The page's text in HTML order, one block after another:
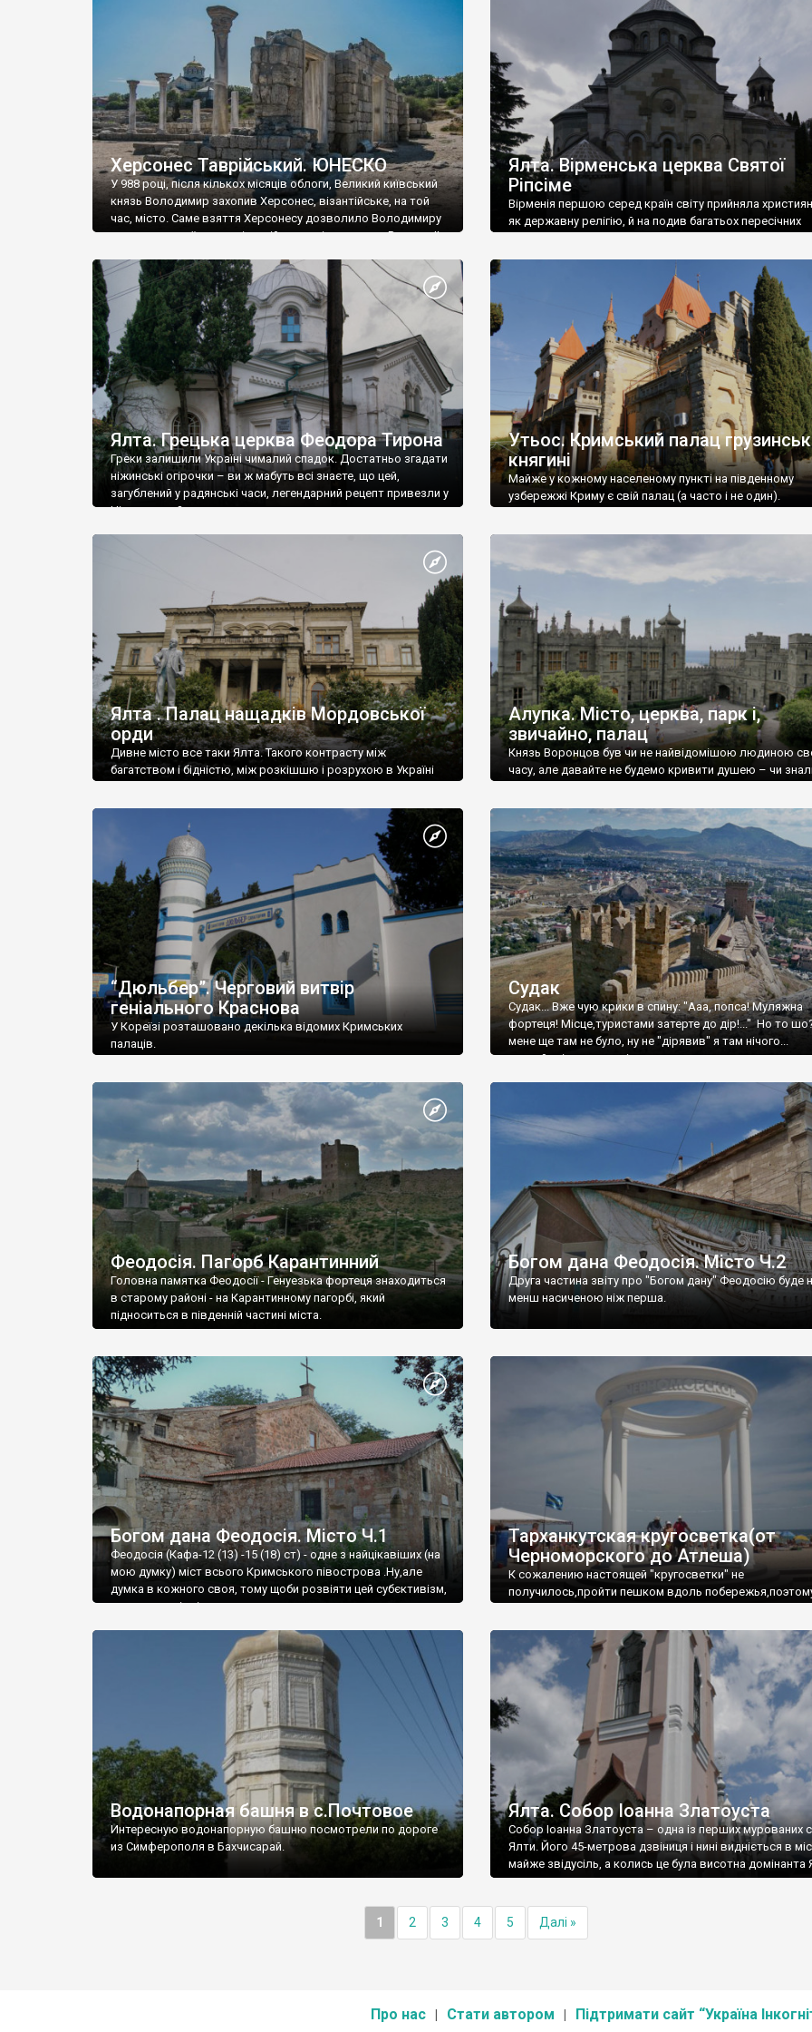
візантійської доби. Раритети викрадені з фондів об’єкту
культурної спадщини ЮНЕСКО «Херсонеса Таврійського».
Офіційно – на виставку «Золото Візантії», але експерти та
влада в Україні вважають це лише […]
називаються «повстяками» (postaki)…” “Вино. Крим
виробляє відмінне вино і його вдосталь: воно все
легке біле і дуже […]
Херсонес Таврійський. ЮНЕСКО
У 988 році, після кількох місяців облоги, Великий київський
князь Володимир захопив Херсонес, візантійське, на той
час, місто. Саме взяття Херсонесу дозволило Володимиру
диктувати свої умови візантійському імператору Василю ІІ,
Херсонесі Володимир-язичник, став Василем-
християнином. А потім було Хрещення Русі. На честь
Херсонесу Таврійського названо місто […]
Ялта. Вірменська церква Святої
Ріпсіме
Вірменія першою серед країн світу прийняла
як державну релігію, й на подив багатьох пересічних
Ялта. Грецька церква Феодора Тирона
Греки залишили Україні чималий спадок. Достатньо згадати
ніжинські огірочки – ви ж мабуть всі знаєте, що цей,
загублений у радянські часи, легендарний рецепт привезли у
Ніжин греки?
Утьос. Кримський палац
княгині
Майже у кожному населеному пункті на південному
узбережжі Криму є свій палац (а часто і не один).
Ялта . Палац нащадків Мордовської
орди
Дивне місто все таки Ялта. Такого контрасту між
багатством і бідністю, між розкішшю і розрухою в Україні
Алупка. Місто, церква, парк і,
звичайно, палац
Князь Воронцов був чи не найвідомішою людиною
часу, але давайте не будемо кривити душею – чи
“Дюльбер”. Черговий витвір
геніального Краснова
У Кореїзі розташовано декілька відомих Кримських
палаців.
Судак
Судак... Вже чую крики в спину: "Ааа, попса! Муляжна
фортеця! Місце,туристами затерте до дір!..." Но то
мене ще там не було, ну не "дірявив" я там нічого...
принаймні до цього літа.
Феодосія. Пагорб Карантинний
Головна памятка Феодосії - Генуезька фортеця знаходиться
в старому районі - на Карантинному пагорбі, який
підноситься в південній частині міста.
Богом дана Феодосія. Місто Ч.2
Друга частина звіту про "Богом дану" Феодосію буде
менш насиченою ніж перша.
Богом дана Феодосія. Місто Ч.1
Феодосія (Кафа-12 (13) -15 (18) ст) - одне з найцікавіших (на
мою думку) міст всього Кримського півострова .Ну,але
думка в кожного своя, тому щоби розвіяти цей субєктивізм,
запрошую відвідати це
Тарханкутская кругосветка(от
Черноморского до Атлеша)
К сожалению настоящей "кругосветки" не
получилось,пройти пешком вдоль
Водонапорная башня в с.Почтовое
Интересную водонапорную башню посмотрели по дороге
из Симферополя в Бахчисарай.
Ялта. Собор Іоанна Златоуста
Собор Іоанна Златоуста – одна із перших мурованих
Ялти. Його 45-метрова дзвіниця і нині видніється в
майже звідусіль, а колись це була висотна домінанта
1 2 3 4 5 Далі »
Про нас Стати автором Підтримати сайт “Україна